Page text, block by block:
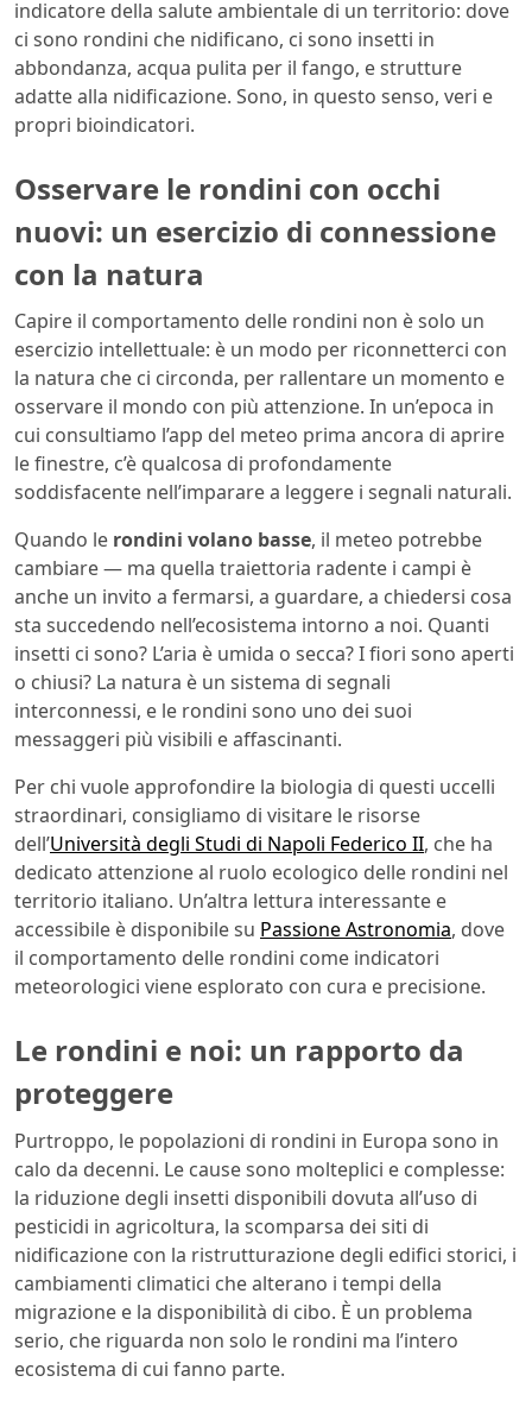
indicatore della salute ambientale di un territorio: dove
ci sono rondini che nidificano, ci sono insetti in
abbondanza, acqua pulita per il fango, e strutture
adatte alla nidificazione. Sono, in questo senso, veri e
propri bioindicatori.
Osservare le rondini con occhi
nuovi: un esercizio di connessione
con la natura
Capire il comportamento delle rondini non è solo un
esercizio intellettuale: è un modo per riconnetterci con
la natura che ci circonda, per rallentare un momento e
osservare il mondo con più attenzione. In un’epoca in
cui consultiamo l’app del meteo prima ancora di aprire
le finestre, c’è qualcosa di profondamente
soddisfacente nell’imparare a leggere i segnali naturali.
Quando le rondini volano basse, il meteo potrebbe
cambiare — ma quella traiettoria radente i campi è
anche un invito a fermarsi, a guardare, a chiedersi cosa
sta succedendo nell’ecosistema intorno a noi. Quanti
insetti ci sono? L’aria è umida o secca? I fiori sono aperti
o chiusi? La natura è un sistema di segnali
interconnessi, e le rondini sono uno dei suoi
messaggeri più visibili e affascinanti.
Per chi vuole approfondire la biologia di questi uccelli
straordinari, consigliamo di visitare le risorse
dell’Università degli Studi di Napoli Federico II, che ha
dedicato attenzione al ruolo ecologico delle rondini nel
territorio italiano. Un’altra lettura interessante e
accessibile è disponibile su Passione Astronomia, dove
il comportamento delle rondini come indicatori
meteorologici viene esplorato con cura e precisione.
Le rondini e noi: un rapporto da
proteggere
Purtroppo, le popolazioni di rondini in Europa sono in
calo da decenni. Le cause sono molteplici e complesse:
la riduzione degli insetti disponibili dovuta all’uso di
pesticidi in agricoltura, la scomparsa dei siti di
nidificazione con la ristrutturazione degli edifici storici, i
cambiamenti climatici che alterano i tempi della
migrazione e la disponibilità di cibo. È un problema
serio, che riguarda non solo le rondini ma l’intero
ecosistema di cui fanno parte.